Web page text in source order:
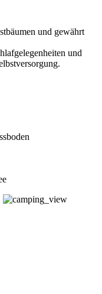
und gewährt
und